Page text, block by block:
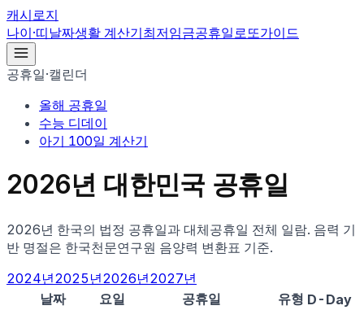
캐시로지
나이·띠날짜생활 계산기최저임금공휴일로또가이드
공휴일·캘린더
올해 공휴일
수능 디데이
아기 100일 계산기
2026년 대한민국 공휴일
2026년 한국의 법정 공휴일과 대체공휴일 전체 일람. 음력 기
반 명절은 한국천문연구원 음양력 변환표 기준.
2024년2025 년2026년2027년
날짜
요일 공휴일 유형 D-Day